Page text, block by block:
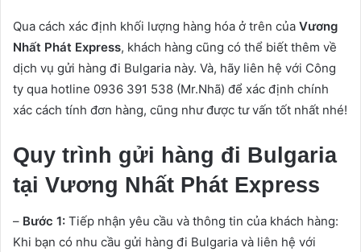
Qua cách xác định khối lượng hàng hóa ở trên của Vương
Nhất Phát Express, khách hàng cũng có thể biết thêm về
dịch vụ gửi hàng đi Bulgaria này. Và, hãy liên hệ với Công
ty qua hotline 0936 391 538 (Mr.Nhã) để xác định chính
xác cách tính đơn hàng, cũng như được tư vấn tốt nhất nhé!
Quy trình gửi hàng đi Bulgaria
tại Vương Nhất Phát Express
– Bước 1: Tiếp nhận yêu cầu và thông tin của khách hàng:
Khi bạn có nhu cầu gửi hàng đi Bulgaria và liên hệ với